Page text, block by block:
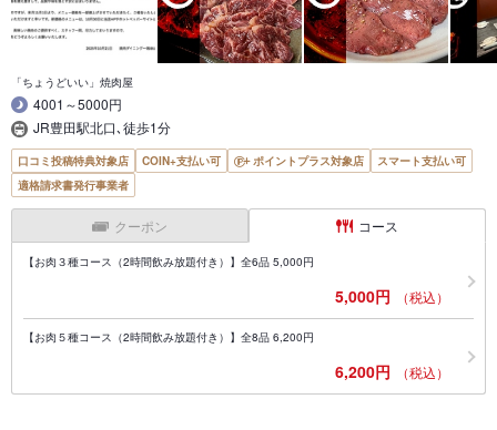
「ちょうどいい」焼肉屋
4001～5000円
JR豊田駅北口､徒歩1分
口コミ投稿特典対象店 COIN+支払い可 ポイントプラス対象店
スマート支払い可
適格請求書発行事業者
クーポン コース
【お肉３種コース（2時間飲み放題付き）】全6品 5,000円
5,000円 （税込）
【お肉５種コース（2時間飲み放題付き）】全8品 6,200円
6,200円 （税込）